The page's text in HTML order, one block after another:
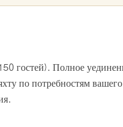
гостей). Полное
по потребностям